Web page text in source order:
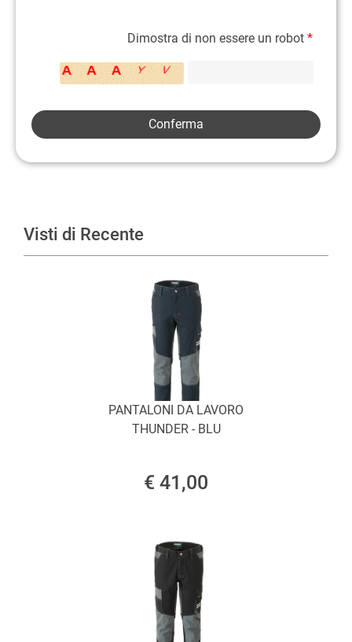
Dimostra di non essere un robot *
Visti di Recente
PANTALONI DA LAVORO
THUNDER - BLU
€ 41,00